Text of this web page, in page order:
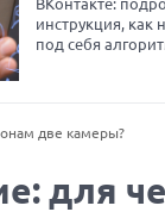
ВКонтакте:
инструкция, как
под себя
две камеры?
для